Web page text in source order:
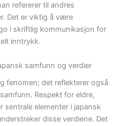
refererer til andres
Det er viktig å være
i skriftlig kommunikasjon for
inntrykk.
samfunn og verdier
fenomen; det reflekterer også
Respekt for eldre,
sentrale elementer i japansk
disse verdiene. Det